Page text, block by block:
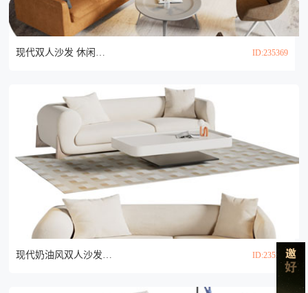
现代双人沙发 休闲椅子和茶几组合3d模型 ID:235369
现代奶油风双人沙发 茶几组合3d模型 ID:235286